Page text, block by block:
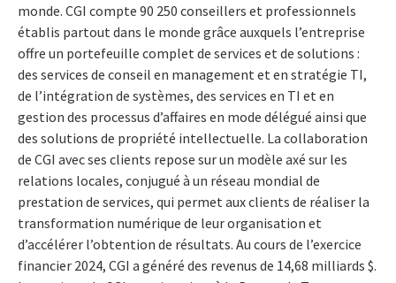
monde. CGI compte 90 250 conseillers et professionnels
établis partout dans le monde grâce auxquels l’entreprise
offre un portefeuille complet de services et de solutions :
des services de conseil en management et en stratégie TI,
de l’intégration de systèmes, des services en TI et en
gestion des processus d’affaires en mode délégué ainsi que
des solutions de propriété intellectuelle. La collaboration
de CGI avec ses clients repose sur un modèle axé sur les
relations locales, conjugué à un réseau mondial de
prestation de services, qui permet aux clients de réaliser la
transformation numérique de leur organisation et
d’accélérer l’obtention de résultats. Au cours de l’exercice
financier 2024, CGI a généré des revenus de 14,68 milliards $.